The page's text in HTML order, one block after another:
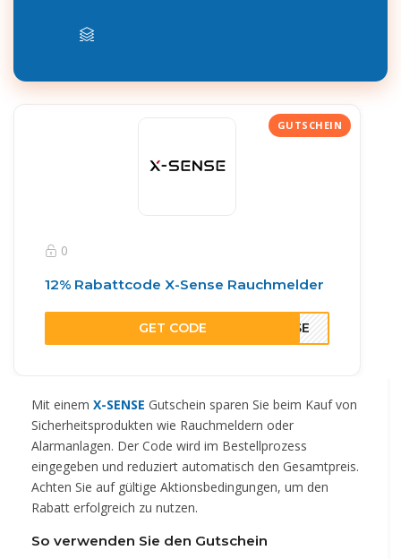
0
12% Rabattcode X-Sense Rauchmelder
GET CODE ENSE
Mit einem X-SENSE Gutschein sparen Sie beim Kauf von
Sicherheitsprodukten wie Rauchmeldern oder
Alarmanlagen. Der Code wird im Bestellprozess
eingegeben und reduziert automatisch den Gesamtpreis.
Achten Sie auf gültige Aktionsbedingungen, um den
Rabatt erfolgreich zu nutzen.
So verwenden Sie den Gutschein